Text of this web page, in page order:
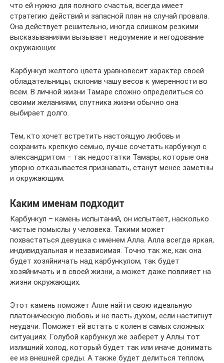
что ей нужно для полного счастья, всегда имеет
стратегию действий и запасной план на случай провала.
Она действует решительно, иногда слишком резкими
высказываниями вызывает недоумение и негодование
окружающих.
Карбункул желтого цвета уравновесит характер своей
обладательницы, склонив чашу весов к умеренности во
всем. В личной жизни Тамаре сложно определиться со
своими желаниями, спутника жизни обычно она
выбирает долго.
Тем, кто хочет встретить настоящую любовь и
сохранить крепкую семью, лучше сочетать карбункул с
александритом – так недостатки Тамары, которые она
упорно отказывается признавать, станут менее заметны
и окружающим.
Каким именам подходит
Карбункул – камень испытаний, он испытает, насколько
чистые помыслы у человека. Такими может
похвастаться девушка с именем Алла. Алла всегда яркая,
индивидуальная и независимая. Точно так же, как она
будет хозяйничать над карбункулом, так будет
хозяйничать и в своей жизни, а может даже повлияет на
жизни окружающих.
Этот камень поможет Алле найти свою идеальную
платоническую любовь и не пасть духом, если настигнут
неудачи. Поможет ей встать с колен в самых сложных
ситуациях. Голубой карбункул же заберет у Аллы тот
излишний холод, который будет так или иначе донимать
ее из внешней среды. А также будет делиться теплом,